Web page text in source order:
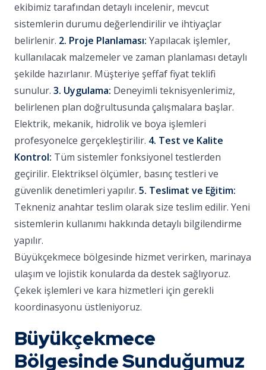
ekibimiz tarafından detaylı incelenir, mevcut
sistemlerin durumu değerlendirilir ve ihtiyaçlar
belirlenir. 2. Proje Planlaması: Yapılacak işlemler,
kullanılacak malzemeler ve zaman planlaması detaylı
şekilde hazırlanır. Müşteriye şeffaf fiyat teklifi
sunulur. 3. Uygulama: Deneyimli teknisyenlerimiz,
belirlenen plan doğrultusunda çalışmalara başlar.
Elektrik, mekanik, hidrolik ve boya işlemleri
profesyonelce gerçekleştirilir. 4. Test ve Kalite
Kontrol: Tüm sistemler fonksiyonel testlerden
geçirilir. Elektriksel ölçümler, basınç testleri ve
güvenlik denetimleri yapılır. 5. Teslimat ve Eğitim:
Tekneniz anahtar teslim olarak size teslim edilir. Yeni
sistemlerin kullanımı hakkında detaylı bilgilendirme
yapılır.
Büyükçekmece bölgesinde hizmet verirken, marinaya
ulaşım ve lojistik konularda da destek sağlıyoruz.
Çekek işlemleri ve kara hizmetleri için gerekli
koordinasyonu üstleniyoruz.
Büyükçekmece
Bölgesinde Sunduğumuz